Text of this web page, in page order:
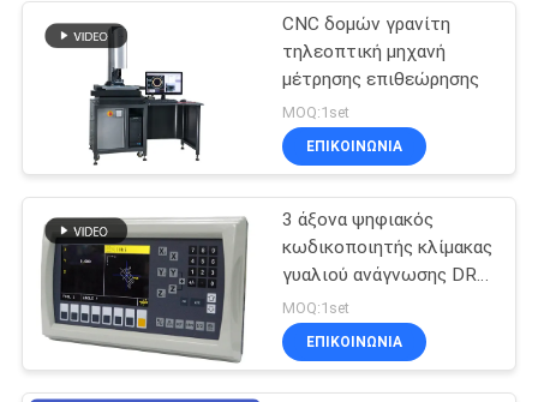
Ψηφιακό σύστημα
ανάγνωσης
Ψηφιακή ανάγνωση
θέσης
CNC δομών γρανίτη
τηλεοπτική μηχανή
μέτρησης επιθεώρησης
MOQ:1set
ΕΠΙΚΟΙΝΩΝΙΑ
3 άξονα ψηφιακός
κωδικοποιητής κλίμακας
γυαλιού ανάγνωσης DRO
TTL γραμμικός για την
άλεση
MOQ:1set
ΕΠΙΚΟΙΝΩΝΙΑ